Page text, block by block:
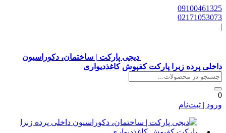
دیجی پارکت | ساختمان، دکوراسیون
پرده زبرا پارکت کفپوش کاغذدیواری
| ثبت‌نام